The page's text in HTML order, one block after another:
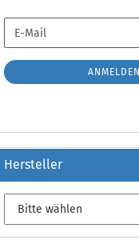
ZUR
ANMELDUNG
E-
Mail
ANMELDEN
Hersteller